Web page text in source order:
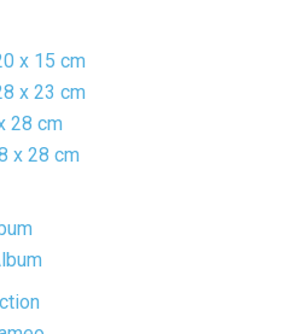
x 15 cm
x 23 cm
28 cm
x 28 cm